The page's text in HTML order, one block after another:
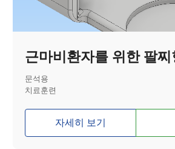
근마비환자를 위한 팔찌
문석용
치료훈련
자세히 보기